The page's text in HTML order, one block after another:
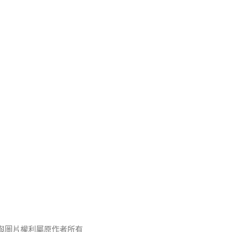
圖片權利屬原作者所有